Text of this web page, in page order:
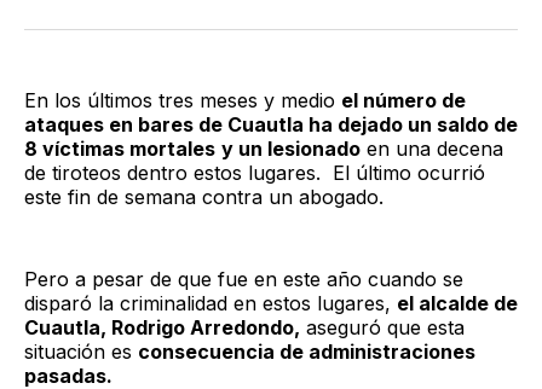
TwitterFacebook
LinkedIn
Email
En los últimos tres meses y medio el número de
ataques en bares de Cuautla ha dejado un saldo de
8 víctimas mortales y un lesionado en una decena
de tiroteos dentro estos lugares. El último ocurrió
este fin de semana contra un abogado.
Pero a pesar de que fue en este año cuando se
disparó la criminalidad en estos lugares, el alcalde de
Cuautla, Rodrigo Arredondo, aseguró que esta
situación es consecuencia de administraciones
pasadas.